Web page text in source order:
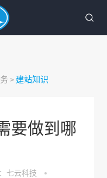
> 建站知识
要做到哪
七云科技